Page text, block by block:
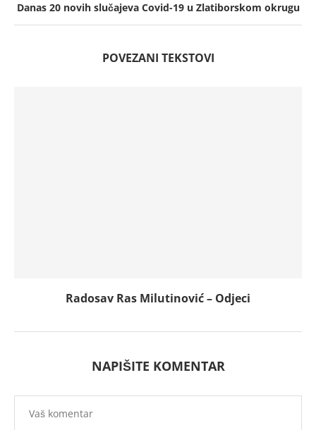
Danas 20 novih slučajeva Covid-19 u Zlatiborskom okrugu
POVEZANI TEKSTOVI
Radosav Ras Milutinović – Odjeci
NAPIŠITE KOMENTAR